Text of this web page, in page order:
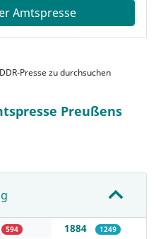
Amtspresse
Presse zu durchsuchen
Preußens
594 1884 1249